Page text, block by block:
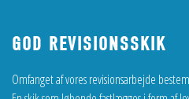
GOD REVISIONSSKIK
Omfanget af vores revisionsarbejde